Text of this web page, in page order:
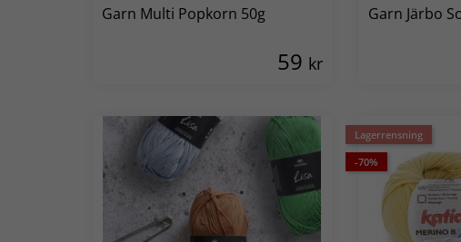
Garn Multi Popkorn 50g
59 kr
Garn Järbo
Lagerrensning
-70%